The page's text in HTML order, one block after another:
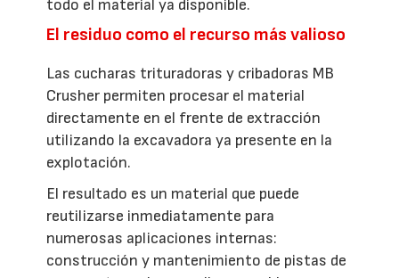
todo el material ya disponible.
El residuo como el recurso más valioso
Las cucharas trituradoras y cribadoras MB
Crusher permiten procesar el material
directamente en el frente de extracción
utilizando la excavadora ya presente en la
explotación.
El resultado es un material que puede
reutilizarse inmediatamente para
numerosas aplicaciones internas:
construcción y mantenimiento de pistas de